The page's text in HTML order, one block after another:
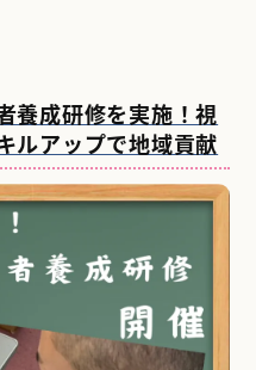
養成研修を実施！視
ルアップで地域貢献